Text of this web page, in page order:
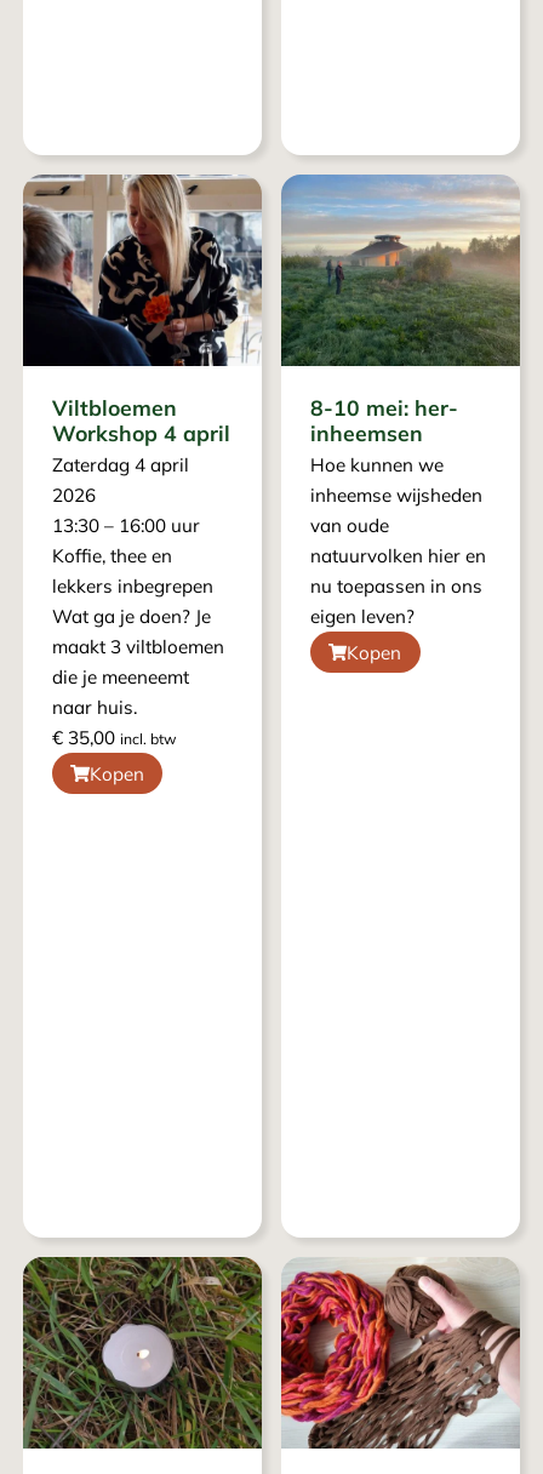
Viltbloemen
Workshop 4 april
Zaterdag 4 april
2026
13:30 – 16:00 uur
Koffie, thee en
lekkers inbegrepen
Wat ga je doen? Je
maakt 3 viltbloemen
die je meeneemt
naar huis.
€ 35,00 incl. btw
Kopen
8-10 mei: her-
inheemsen
Hoe kunnen we
inheemse wijsheden
van oude
natuurvolken hier en
nu toepassen in ons
eigen leven?
Kopen